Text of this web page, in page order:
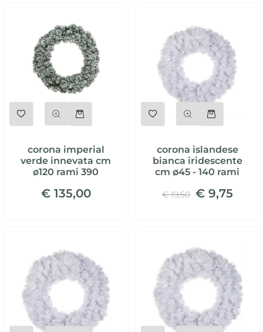
corona imperial
verde innevata cm
ø120 rami 390
€ 135,00
corona islandese
bianca iridescente
cm ø45 - 140 rami
€ 19,50 € 9,75